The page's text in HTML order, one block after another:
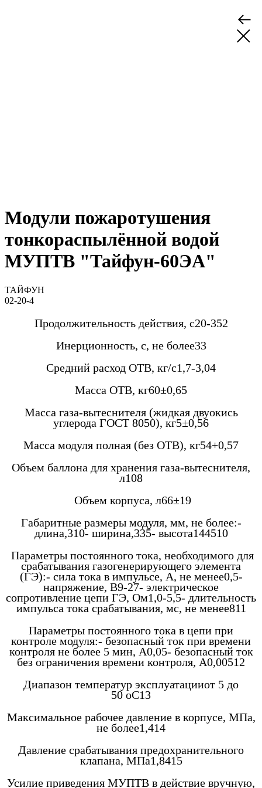
Модули пожаротушения
тонкораспылённой водой
МУПТВ "Тайфун-60ЭА"
ТАЙФУН
02-20-4
Продолжительность действия, с20-352
Инерционность, с, не более33
Средний расход ОТВ, кг/с1,7-3,04
Масса ОТВ, кг60±0,65
Масса газа-вытеснителя (жидкая двуокись
углерода ГОСТ 8050), кг5±0,56
Масса модуля полная (без ОТВ), кг54+0,57
Объем баллона для хранения газа-вытеснителя,
л108
Объем корпуса, л66±19
Габаритные размеры модуля, мм, не более:-
длина,310- ширина,335- высота144510
Параметры постоянного тока, необходимого для
срабатывания газогенерирующего элемента
(ГЭ):- сила тока в импульсе, А, не менее0,5-
напряжение, В9-27- электрическое
сопротивление цепи ГЭ, Ом1,0-5,5- длительность
импульса тока срабатывания, мс, не менее811
Параметры постоянного тока в цепи при
контроле модуля:- безопасный ток при времени
контроля не более 5 мин, А0,05- безопасный ток
без ограничения времени контроля, А0,00512
Диапазон температур эксплуатацииот 5 до
50 оС13
Максимальное рабочее давление в корпусе, МПа,
не более1,414
Давление срабатывания предохранительного
клапана, МПа1,8415
Усилие приведения МУПТВ в действие вручную,